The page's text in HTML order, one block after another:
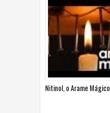
Nitinol, o Arame Mágico